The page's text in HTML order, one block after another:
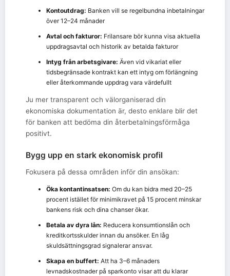
Kontoutdrag: Banken vill se regelbundna inbetalningar
över 12–24 månader
Avtal och fakturor: Frilansare bör kunna visa aktuella
uppdragsavtal och historik av betalda fakturor
Intyg från arbetsgivare: Även vid vikariat eller
tidsbegränsade kontrakt kan ett intyg om förlängning
eller återkommande uppdrag vara värdefullt
Ju mer transparent och välorganiserad din
ekonomiska dokumentation är, desto enklare blir det
för banken att bedöma din återbetalningsförmåga
positivt.
Bygg upp en stark ekonomisk profil
Fokusera på dessa områden inför din ansökan:
Öka kontantinsatsen: Om du kan bidra med 20–25
procent istället för minimikravet på 15 procent minskar
bankens risk och dina chanser ökar.
Betala av dyra lån: Reducera konsumtionslån och
kreditkortsskulder innan du ansöker. En låg
skuldsättningsgrad signalerar ansvar.
Skapa en buffert: Att ha 3–6 månaders
levnadskostnader på sparkonto visar att du klarar